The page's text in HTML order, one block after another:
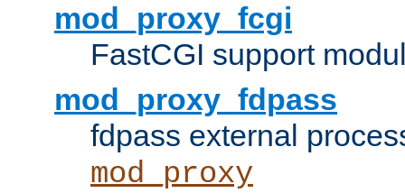
mod_proxy_fcgi
FastCGI support
mod_proxy_fdpass
fdpass external
mod_proxy